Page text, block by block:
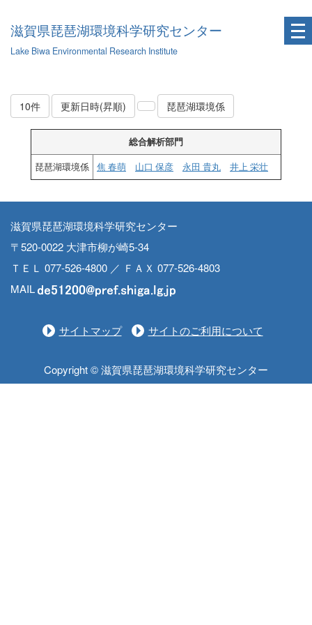
滋賀県琵琶湖環境科学研究センター
Lake Biwa Environmental Research Institute
10件 更新日時(昇順) 琵琶湖環境係
総合解析部門
琵琶湖環境係
焦 春萌 山口 保彦 永田 貴丸 井上 栄壮
滋賀県琵琶湖環境科学研究センター
〒520-0022 大津市柳が崎5-34
ＴＥＬ 077-526-4800 ／ ＦＡＸ 077-526-4803
MAIL
サイトマップ サイトのご利用について
Copyright © 滋賀県琵琶湖環境科学研究センター